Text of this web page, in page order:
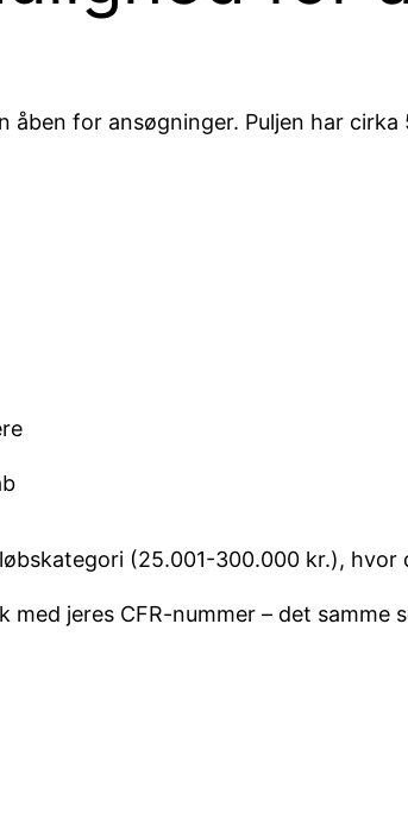
åben for ansøgninger. Puljen har
(25.001-300.000 kr.),
med jeres CFR-nummer – det